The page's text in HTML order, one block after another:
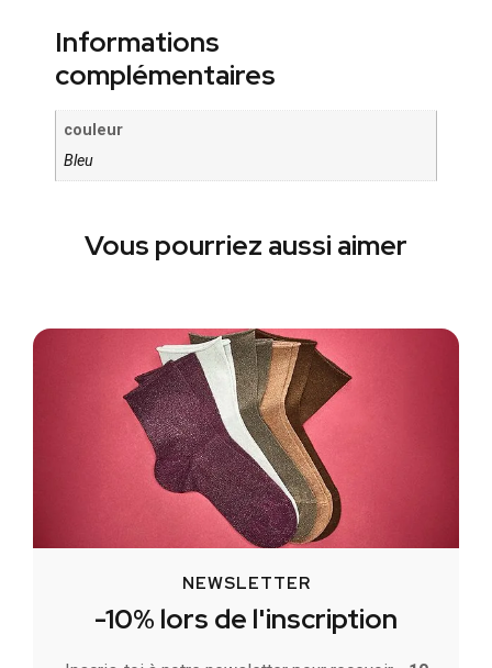
Informations
complémentaires
couleur
Bleu
Vous pourriez aussi aimer
NEWSLETTER
-10% lors de l'inscription